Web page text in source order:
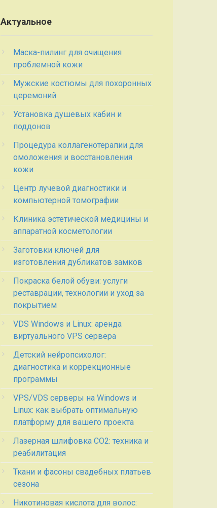
Актуальное
Маска-пилинг для очищения
проблемной кожи
Мужские костюмы для похоронных
церемоний
Установка душевых кабин и
поддонов
Процедура коллагенотерапии для
омоложения и восстановления
кожи
Центр лучевой диагностики и
компьютерной томографии
Клиника эстетической медицины и
аппаратной косметологии
Заготовки ключей для
изготовления дубликатов замков
Покраска белой обуви: услуги
реставрации, технологии и уход за
покрытием
VDS Windows и Linux: аренда
виртуального VPS сервера
Детский нейропсихолог:
диагностика и коррекционные
программы
VPS/VDS серверы на Windows и
Linux: как выбрать оптимальную
платформу для вашего проекта
Лазерная шлифовка СО2: техника и
реабилитация
Ткани и фасоны свадебных платьев
сезона
Никотиновая кислота для волос: